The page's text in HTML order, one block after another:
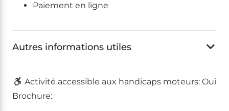
Paiement en ligne
Autres informations utiles
Activité accessible aux handicaps moteurs: Oui
Brochure: